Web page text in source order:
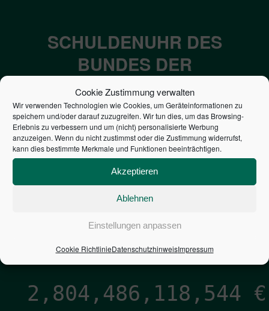
Cookie Zustimmung verwalten
Wir verwenden Technologien wie Cookies, um Geräteinformationen zu
speichern und/oder darauf zuzugreifen. Wir tun dies, um das Browsing-
Erlebnis zu verbessern und um (nicht) personalisierte Werbung
anzuzeigen. Wenn du nicht zustimmst oder die Zustimmung widerrufst,
kann dies bestimmte Merkmale und Funktionen beeinträchtigen.
Akzeptieren
Ablehnen
Einstellungen anpassen
Cookie RichtlinieDatenschutzhinweisImpressum
SCHULDENUHR DES
BUNDES DER
STEUERZAHLER
7,052€
NEUVERSCHULDUNG
PRO SEKUNDE
1,601
ZINSEN
PRO SEKUNDE
2,804,486,119,728 €